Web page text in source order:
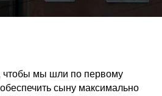
чтобы мы шли по первому
сыну максимально